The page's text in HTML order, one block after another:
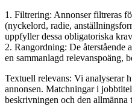
1. Filtrering: Annonser filtreras
(nyckelord, radie,
uppfyller dessa obligatoriska
2. Rangordning: De återstående
en sammanlagd relevanspoäng,
Textuell relevans: Vi analyserar
annonsen. Matchningar i
beskrivningen och den allmänna